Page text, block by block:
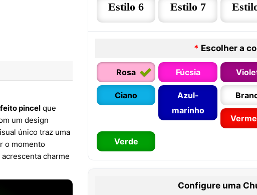
pincel que
um design
único traz uma
o momento
acrescenta charme
Estilo 6 Estilo 7
* Escolher a
Rosa Fúcsia
Ciano
Azul-
marinho
Verde
Configure uma